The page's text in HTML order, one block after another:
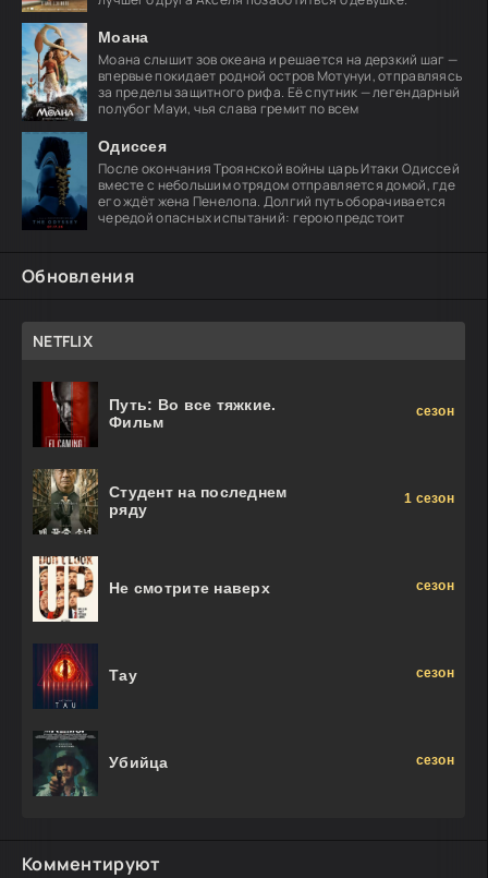
Моана
Моана слышит зов океана и решается на дерзкий шаг —
впервые покидает родной остров Мотунуи, отправляясь
за пределы защитного рифа. Её спутник — легендарный
полубог Мауи, чья слава гремит по всем
Одиссея
После окончания Троянской войны царь Итаки Одиссей
вместе с небольшим отрядом отправляется домой, где
его ждёт жена Пенелопа. Долгий путь оборачивается
чередой опасных испытаний: герою предстоит
Обновления
NETFLIX
Путь: Во все тяжкие.
Фильм
сезон
Студент на последнем
ряду
1 сезон
Не смотрите наверх сезон
Тау сезон
Убийца сезон
Комментируют